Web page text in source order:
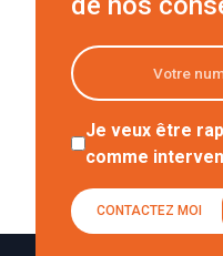
Je veux être
comme
CONTACTEZ MOI